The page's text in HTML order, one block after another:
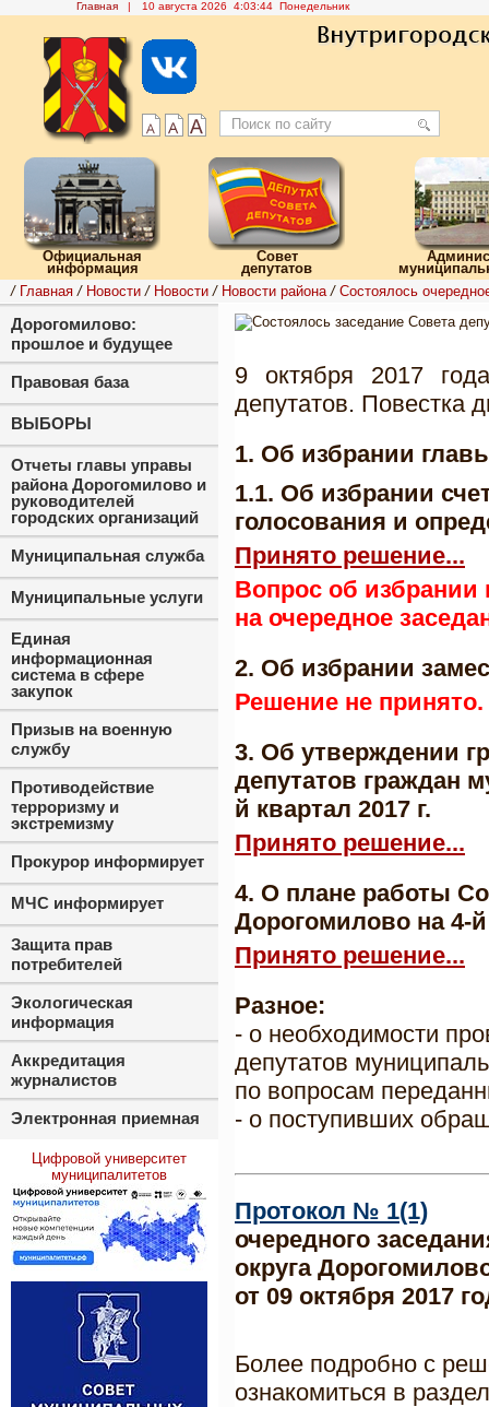
Главная | 10 августа 2026 4:03:44 Понедельник
Официальная
информация
Совет
депутатов
/ Главная / Новости / Новости / Новости района/ Состоялось
9 октября 2017
депутатов. Повестка
1. Об избрании
1.1. Об избрании
голосования и
Принято решение...
Вопрос об избрании
на очередное
2. Об избрании
Решение не принято.
3. Об утверждении
депутатов граждан
й квартал 2017 г.
Принято решение...
4. О плане работы
Дорогомилово на 4-й
Принято решение...
Разное:
- о необходимости
депутатов
по вопросам
- о поступивших
Протокол № 1(1)
очередного
округа
от 09 октября 2017
Более подробно с
ознакомиться в
Дорогомилово:
прошлое и будущее
Правовая база
ВЫБОРЫ
Отчеты главы управы
района Дорогомилово и
руководителей
городских организаций
Муниципальная служба
Муниципальные услуги
Единая
информационная
система в сфере
закупок
Призыв на военную
службу
Противодействие
терроризму и
экстремизму
Прокурор информирует
МЧС информирует
Защита прав
потребителей
Экологическая
информация
Аккредитация
журналистов
Электронная приемная
Цифровой университет
муниципалитетов